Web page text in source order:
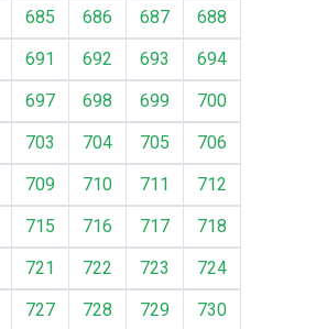
685 686 687
688
691 692 693
694
697 698 699
700
703 704 705
706
709 710 711
712
715 716 717
718
721 722 723
724
727 728 729
730